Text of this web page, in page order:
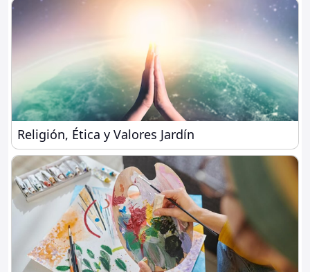
Religión, Ética y Valores Jardín
Religión, Ética y Valores Jardín